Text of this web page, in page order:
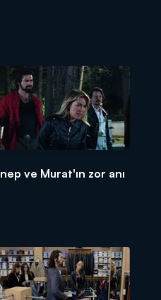
ve Murat'ın zor anı